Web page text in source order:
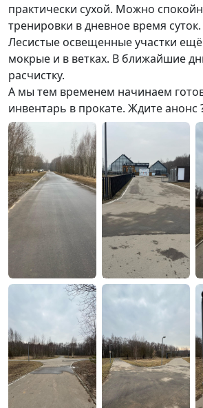
практически сухой. Можно
тренировки в дневное время суток.
Лесистые освещенные участки
мокрые и в ветках. В ближайшие
расчистку.
А мы тем временем начинаем
инвентарь в прокате. Ждите анонс